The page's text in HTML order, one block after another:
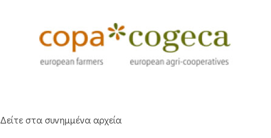
Δείτε στα συνημμένα αρχεία